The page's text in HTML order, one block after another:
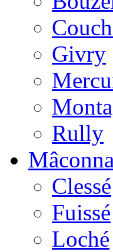
Givry
Rully
Clessé
Fuissé
Loché